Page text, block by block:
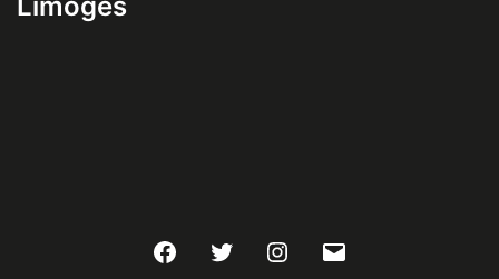
FacebookTwitter Instagram